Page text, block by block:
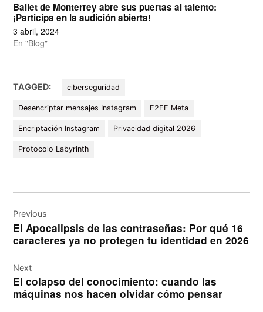
Ballet de Monterrey abre sus puertas al talento:
¡Participa en la audición abierta!
3 abril, 2024
En "Blog"
TAGGED: ciberseguridad
Desencriptar mensajes Instagram E2EE Meta
Encriptación Instagram Privacidad digital 2026
Protocolo Labyrinth
de
entradas
Previous
El Apocalipsis de las contraseñas: Por qué 16
caracteres ya no protegen tu identidad en 2026
Next
El colapso del conocimiento: cuando las
máquinas nos hacen olvidar cómo pensar